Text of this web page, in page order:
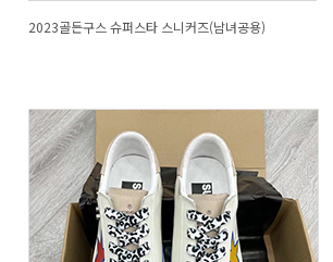
2023골든구스 슈퍼스타 스니커즈(남녀공용)